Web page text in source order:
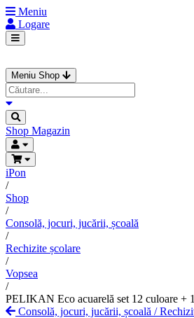
Meniu
Logare
Meniu Shop
Shop Magazin
iPon
/
Shop
/
Consolă, jocuri, jucării, școală
/
Rechizite școlare
/
Vopsea
/
PELIKAN Eco acuarelă set 12 culoare +
Consolă, jocuri, jucării, școală /